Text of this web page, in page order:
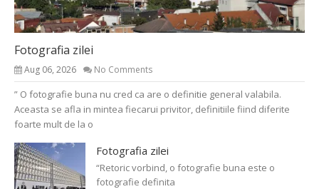
Fotografia zilei
Aug 06, 2026 No Comments
” O fotografie buna nu cred ca are o definitie general valabila.
Aceasta se afla in mintea fiecarui privitor, definitiile fiind diferite
foarte mult de la o
Fotografia zilei
“Retoric vorbind, o fotografie buna este o
fotografie definita